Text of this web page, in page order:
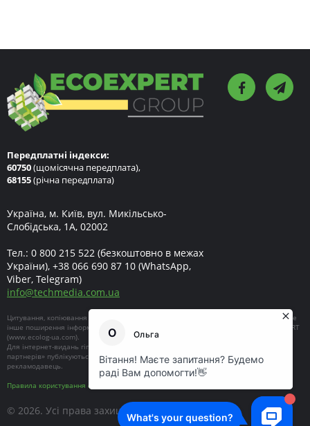
Передплатні індекси:
60750(щомісячна передплата),
68155(річна передплата)
Україна, м. Київ, вул. Микільсько-
Слобідська, 1А, 02002
Тел.: 0 800 215 522 (безкоштовно в межах
України), +38 066 690 87 10 (WhatsApp,
Viber, Telegram)
info@techmedia.com.ua
Цитування, копіювання окремих частин текстів чи зображень, передрук чи будь-яке
інше поширення інформації ECOEXPERT можливе за умови посилання на ECOEXPERT
(www.ecolog-ua.com).
Для інтернет-видань гіперпосилання є обов'язковим. Матеріали в блоці «Новини
партнерів» публікуються на правах реклами, відповідальність за їхній зміст несе
рекламодавець.
Правила користування сайтом
© 2026. Усі права захищені